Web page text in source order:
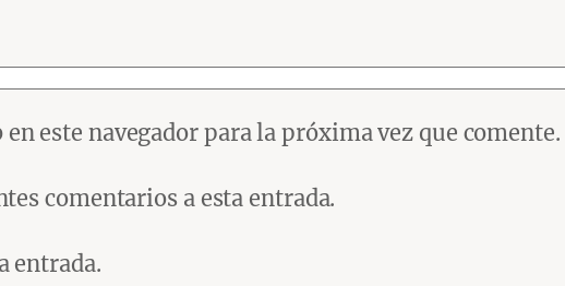
este navegador para la próxima vez que comente.
comentarios a esta entrada.
entrada.